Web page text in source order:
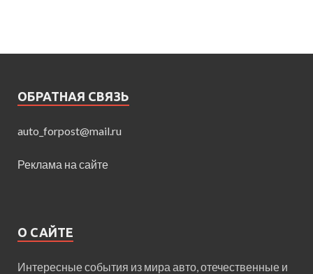
ОБРАТНАЯ СВЯЗЬ
auto_forpost@mail.ru
Реклама на сайте
О САЙТЕ
Интересные события из мира авто, отечественные и